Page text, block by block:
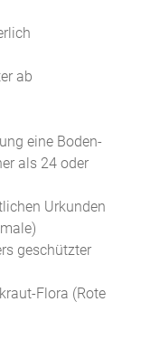
ab
eine Boden-
als 24 oder
Urkunden
geschützter
Flora (Rote